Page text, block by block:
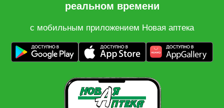
реальном времени
с мобильным приложением Новая аптека